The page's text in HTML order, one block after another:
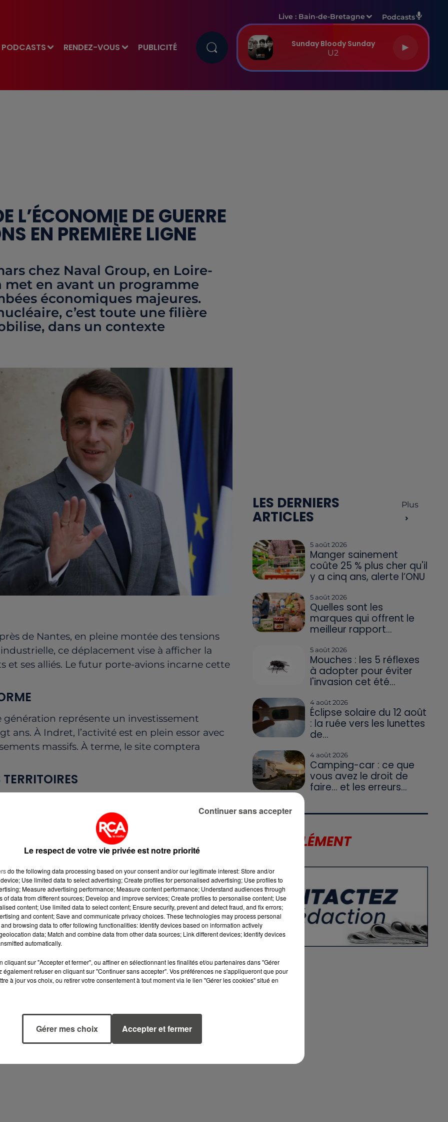
PODCASTS RENDEZ-VOUS PUBLICITÉ
Live : Bain-de-Bretagne Podcasts
Sunday Bloody Sunday
U2
L’ÉCONOMIE DE GUERRE
EN PREMIÈRE LIGNE
chez Naval Group, en Loire-
en avant un programme
économiques majeures.
c’est toute une filière
dans un contexte
près de Nantes, en pleine montée des tensions
industrielle, ce déplacement vise à afficher la
et ses alliés. Le futur porte-avions incarne cette
génération représente un investissement
ans. À Indret, l’activité est en plein essor avec
massifs. À terme, le site comptera
TERRITOIRES
Loire,Bretagne
Provence-
Jusqu’à14000
de77000tonnespourraembarquerjusqu’à40
seracapabledelanceretrécupérerdesavions
2060,ildevraintégrerdesinnovations
descompétences.LaMarinenationale
notammentdanslenucléaire.Unenjeu
LES DERNIERS
ARTICLES
Plus
5 août 2026
Manger sainement
coûte 25 % plus cher qu'il
y a cinq ans, alerte l’ONU
5 août 2026
Quelles sont les
marques qui offrent le
meilleur rapport...
5 août 2026
Mouches : les 5 réflexes
à adopter pour éviter
l'invasion cet été...
4 août 2026
Éclipse solaire du 12 août
: la ruée vers les lunettes
de...
4 août 2026
Camping-car : ce que
vous avez le droit de
faire... et les erreurs...
LE SUPPLÉMENT
Le respect de votre vie privée est notre priorité
do the following data processing based on your consent and/or our legitimate interest: Store and/or
Use limited data to select advertising; Create profiles for personalised advertising; Use profiles to
Measure advertising performance; Measure content performance; Understand audiences through
of data from different sources; Develop and improve services; Create profiles to personalise content; Use
content; Use limited data to select content; Ensure security, prevent and detect fraud, and fix errors;
and content; Save and communicate privacy choices. These technologies may process personal
browsing data to offer following functionalities: Identify devices based on information actively
data; Match and combine data from other data sources; Link different devices; Identify devices
automatically.
cliquant sur "Accepter et fermer", ou affiner en sélectionnant les finalités et/ou partenaires dans "Gérer
également refuser en cliquant sur "Continuer sans accepter". Vos préférences ne s'appliqueront que pour
à jour vos choix, ou retirer votre consentement à tout moment via le lien "Gérer les cookies" situé en
Gérer mes choix Accepter et fermer
Continuer sans accepter